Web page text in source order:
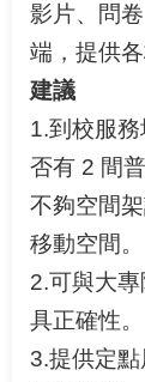
影片、問
端，提供各
建議
1.到校服
否有 2 間
不夠空間
移動空間。
2.可與大
具正確性。
3.提供定